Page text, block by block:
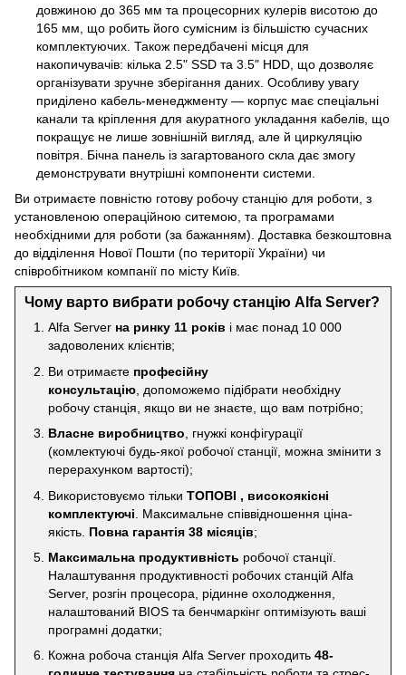
довжиною до 365 мм та процесорних кулерів висотою до
165 мм, що робить його сумісним із більшістю сучасних
комплектуючих. Також передбачені місця для
накопичувачів: кілька 2.5" SSD та 3.5" HDD, що дозволяє
організувати зручне зберігання даних. Особливу увагу
приділено кабель-менеджменту — корпус має спеціальні
канали та кріплення для акуратного укладання кабелів, що
покращує не лише зовнішній вигляд, але й циркуляцію
повітря. Бічна панель із загартованого скла дає змогу
демонструвати внутрішні компоненти системи.
Ви отримаєте повністю готову робочу станцію для роботи, з
установленою операційною ситемою, та програмами
необхідними для роботи (за бажанням). Доставка безкоштовна
до відділення Нової Пошти (по території України) чи
співробітником компанії по місту Київ.
Чому варто вибрати робочу станцію Alfa Server?
Alfa Server на ринку 11 років і має понад 10 000
задоволених клієнтів;
Ви отримаєте професійну
консультацію , допоможемо підібрати необхідну
робочу станція, якщо ви не знаєте, що вам потрібно;
Власне виробництво , гнужкі конфігурації
(комлектуючі будь-якої робочої станції, можна змінити з
перерахунком вартості);
Використовуємо тільки ТОПОВІ , високоякісні
комплектуючі . Максимальне співвідношення ціна-
якість. Повна гарантія 38 місяців;
Максимальна продуктивність робочої станції.
Налаштування продуктивності робочих станцій Alfa
Server, розгін процесора, рідинне охолодження,
налаштований BIOS та бенчмаркінг оптимізують ваші
програмні додатки;
Кожна робоча станція Alfa Server проходить 48-